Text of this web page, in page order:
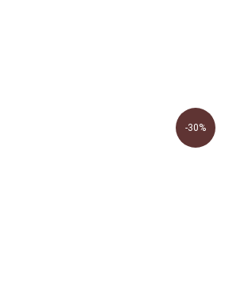
-30%